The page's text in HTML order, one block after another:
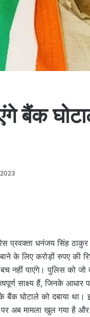
बैंक
धनंजय सिंह ठाकुर ने
के लिए करोड़ों रुपए की
नहीं पाएंगे। पुलिस को जो
साक्ष्य हैं, जिनके
घोटाले को दबाया था।
मामला खुल गया है और